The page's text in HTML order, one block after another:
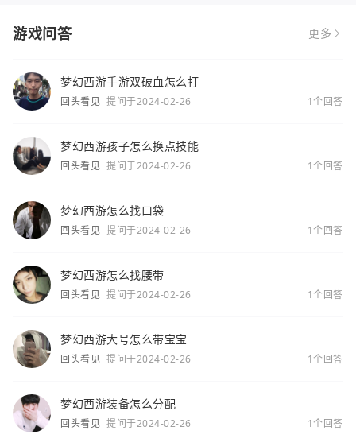
游戏问答 更多
梦幻西游手游双破血怎么打
回头看见 提问于2024-02-26 1个回答
梦幻西游孩子怎么换点技能
回头看见 提问于2024-02-26 1个回答
梦幻西游怎么找口袋
回头看见 提问于2024-02-26 1个回答
梦幻西游怎么找腰带
回头看见 提问于2024-02-26 1个回答
梦幻西游大号怎么带宝宝
回头看见 提问于2024-02-26 1个回答
梦幻西游装备怎么分配
回头看见 提问于2024-02-26 1个回答